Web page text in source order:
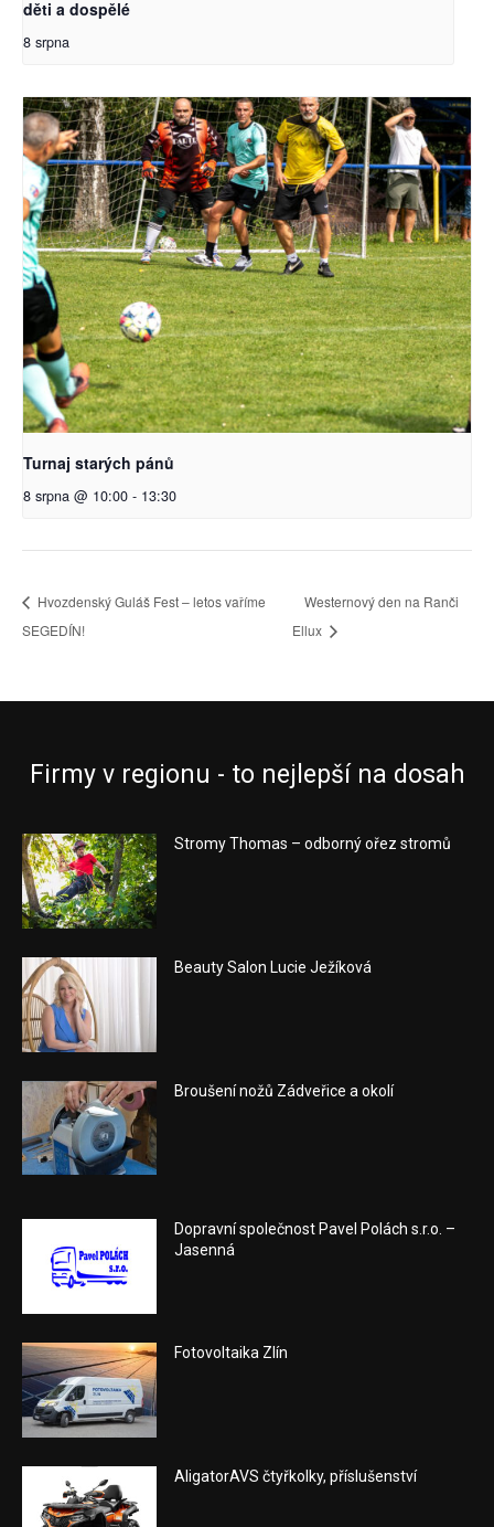
děti a dospělé
8 srpna
Turnaj starých pánů
8 srpna @ 10:00 - 13:30
Hvozdenský Guláš Fest – letos vaříme
SEGEDÍN!
Westernový den na Ranči
Ellux
Firmy v regionu - to nejlepší na dosah
Stromy Thomas – odborný ořez stromů
Beauty Salon Lucie Ježíková
Broušení nožů Zádveřice a okolí
Dopravní společnost Pavel Polách s.r.o. –
Jasenná
Fotovoltaika Zlín
AligatorAVS čtyřkolky, příslušenství